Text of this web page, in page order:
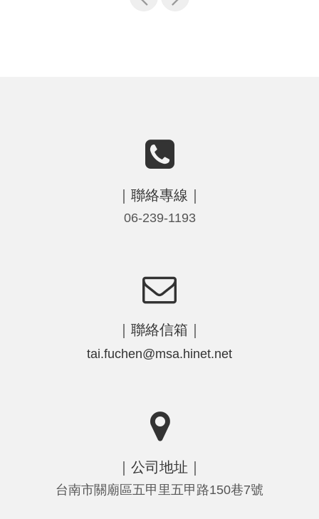
｜聯絡專線｜
06-239-1193
｜聯絡信箱｜
tai.fuchen@msa.hinet.net
｜公司地址｜
台南市關廟區五甲里五甲路150巷7號